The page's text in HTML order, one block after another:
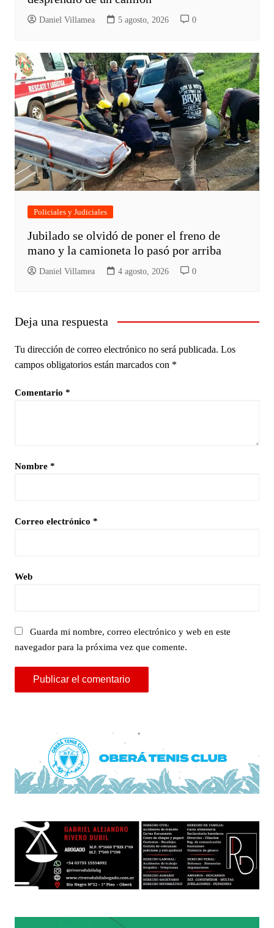
Daniel Villamea 5 agosto, 2026 0
Policiales y Judiciales
Jubilado se olvidó de poner el freno de
mano y la camioneta lo pasó por arriba
Daniel Villamea 4 agosto, 2026 0
Deja una respuesta
Tu dirección de correo electrónico no será publicada. Los
campos obligatorios están marcados con *
Comentario *
Nombre *
Correo electrónico *
Web
Guarda mi nombre, correo electrónico y web en este
navegador para la próxima vez que comente.